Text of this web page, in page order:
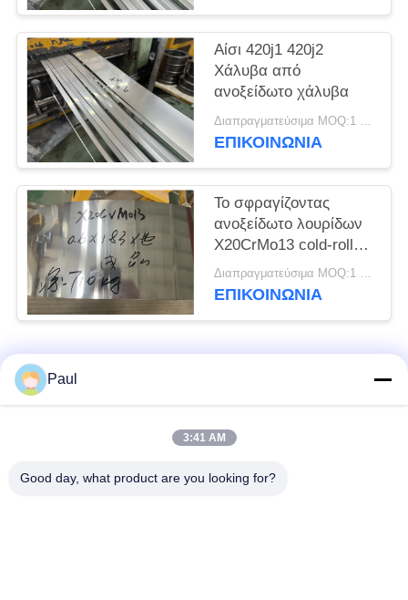
Αίσι 420j1 420j2
Χάλυβα από
ανοξείδωτο χάλυβα
Διαπραγματεύσιμα MOQ:1 τόνος
ΕΠΙΚΟΙΝΩΝΊΑ
Το σφραγίζοντας
ανοξείδωτο λουρίδων
X20CrMo13 cold-rolled
η ανοπτημένη σπείρα Διαπραγματεύσιμα MOQ:1 τόνος
ΕΠΙΚΟΙΝΩΝΊΑ
Λαϊκή κατηγορία
Σκληραίνοντας
Paul
3:41 AM
Good day, what product are you looking for?